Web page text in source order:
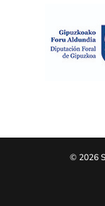
© 2026